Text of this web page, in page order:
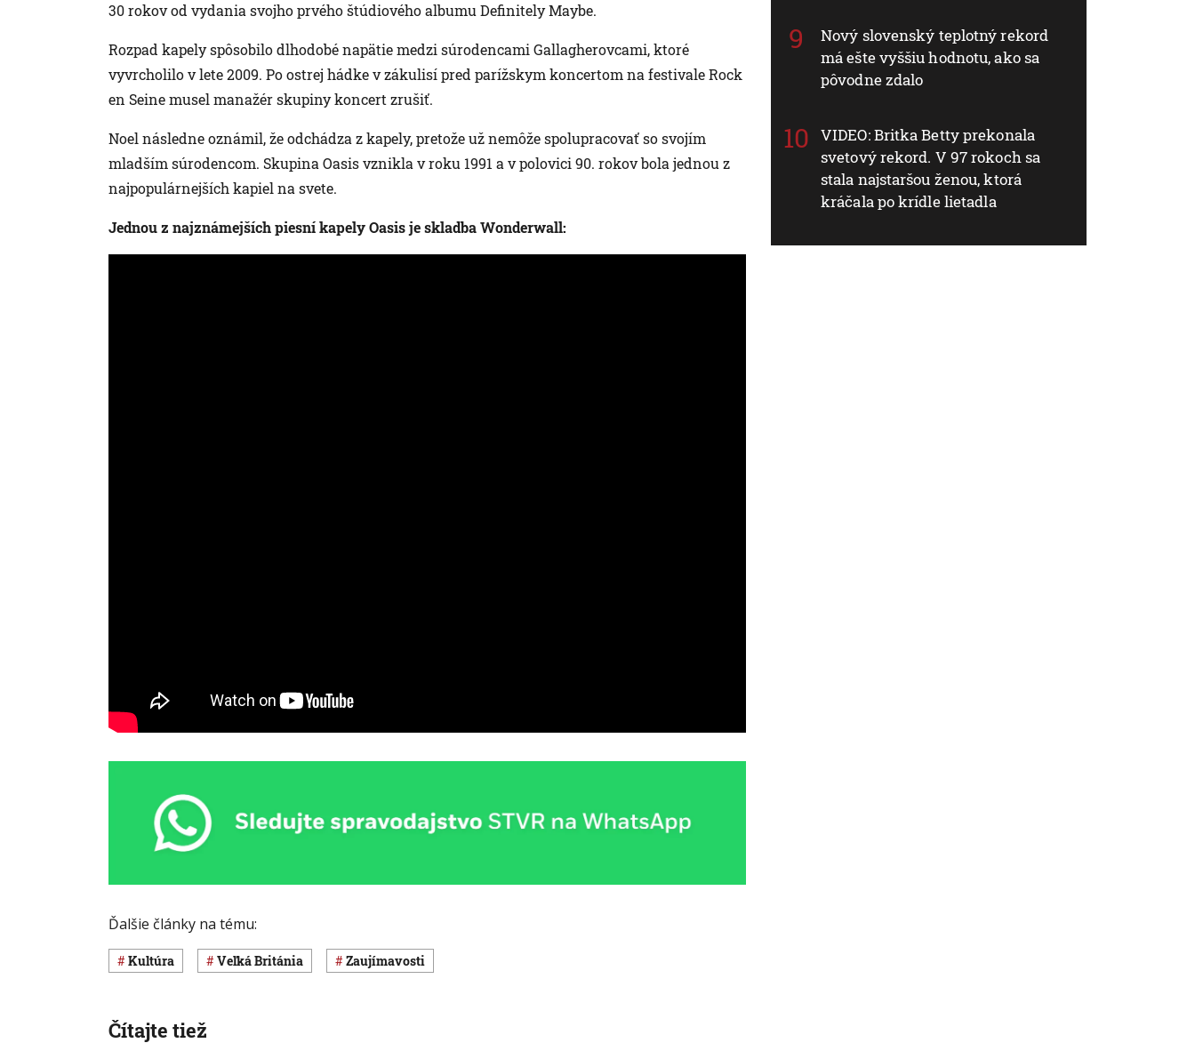
30 rokov od vydania svojho prvého štúdiového albumu Definitely Maybe.
Rozpad kapely spôsobilo dlhodobé napätie medzi súrodencami Gallagherovcami, ktoré
vyvrcholilo v lete 2009. Po ostrej hádke v zákulisí pred parížskym koncertom na festivale Rock
en Seine musel manažér skupiny koncert zrušiť.
Noel následne oznámil, že odchádza z kapely, pretože už nemôže spolupracovať so svojím
mladším súrodencom. Skupina Oasis vznikla v roku 1991 a v polovici 90. rokov bola jednou z
najpopulárnejších kapiel na svete.
Jednou z najznámejších piesní kapely Oasis je skladba Wonderwall:
Ďalšie články na tému:
Kultúra Veľká Británia Zaujímavosti
Nový slovenský teplotný rekord
má ešte vyššiu hodnotu, ako sa
pôvodne zdalo
VIDEO: Britka Betty prekonala
svetový rekord. V 97 rokoch sa
stala najstaršou ženou, ktorá
kráčala po krídle lietadla
Čítajte tiež